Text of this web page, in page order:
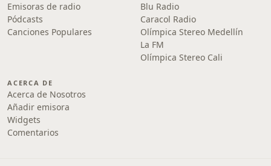
Emisoras de radio
Pódcasts
Canciones Populares
Blu Radio
Caracol Radio
Olímpica Stereo Medellín
La FM
Olímpica Stereo Cali
ACERCA DE
Acerca de Nosotros
Añadir emisora
Widgets
Comentarios